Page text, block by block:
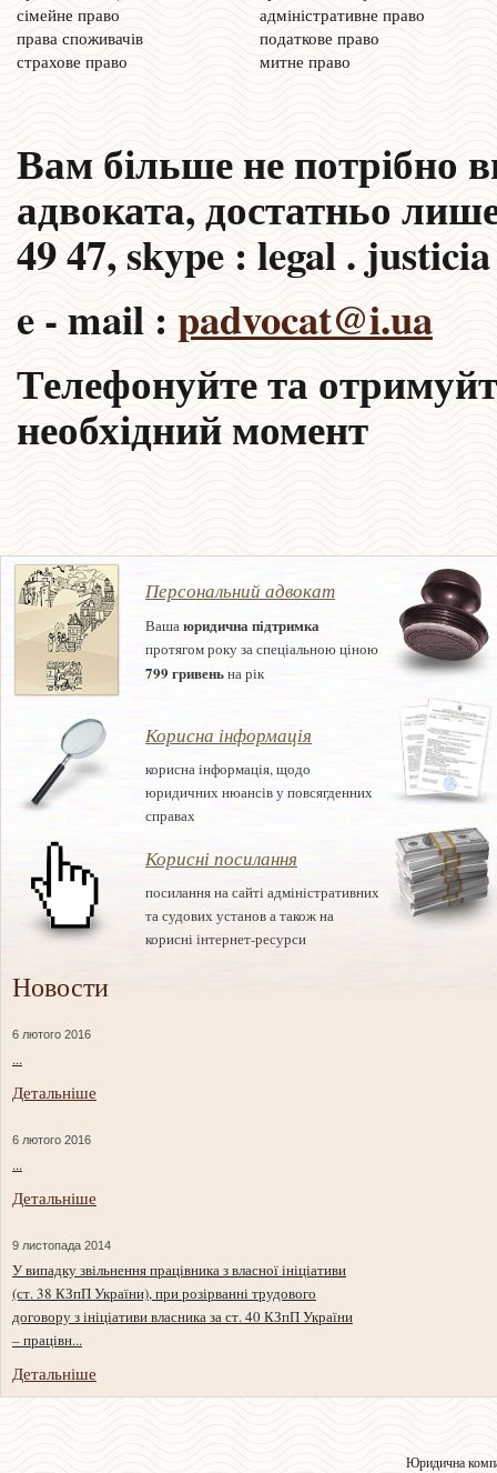
сімейне право
адміністративне право
права споживачів
податкове право
страхове право
митне право
Вам більше не потрібно
адвоката, достатньо
49 47, skype : legal .
e - mail : padvocat@i.ua
Телефонуйте та
необхідний момент
Персональний адвокат
Вашаюридична підтримка
протягом року за спеціальною ціною
799 гривеньна рік
Корисна інформація
корисна інформація, щодо
юридичних нюансів у повсягденних
справах
Корисні посилання
посилання на сайті адміністративних
та судових установ а також на
корисні інтернет-ресурси
Новости
6 лютого 2016
...
Детальніше
6 лютого 2016
...
Детальніше
9 листопада 2014
У випадку звільнення працівника з власної ініціативи
(ст. 38 КЗпП України), при розірванні трудового
договору з ініціативи власника за ст. 40 КЗпП України
– працівн...
Детальніше
Юридична